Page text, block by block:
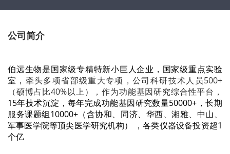
公司简介
伯远生物是国家级专精特新小巨人企业， 国家级重点实验
室， 牵头多项省部级重大专项，公司科研技术人员500+
（硕博占比40%以上），作为功能基因研究综合性平台，
15年技术沉淀，每年完成功能基因研究数量50000+，长期
服务课题组10000+（含协和、同济、华西、湘雅、中山、
军事医学院等顶尖医学研究机构）
，各类仪器设备投资超1
个亿